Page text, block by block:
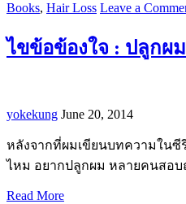
Books, Hair Loss Leave a
ไขข้อข้องใจ : ปลูกผ
yokekung June 20, 2014
หลังจากที่ผมเขียนบทความในซี
ไหม อยากปลูกผม หลายคนสอ
Read More